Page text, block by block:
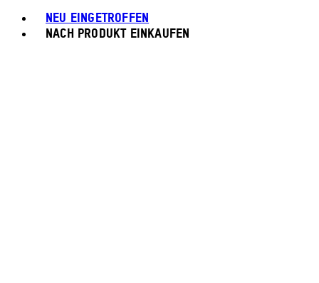
NEU EINGETROFFEN
NACH PRODUKT EINKAUFEN